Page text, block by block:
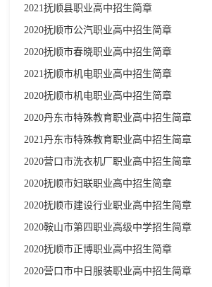
2021抚顺县职业高中招生简章
2020抚顺市公汽职业高中招生简章
2020抚顺市春晓职业高中招生简章
2021抚顺市机电职业高中招生简章
2020抚顺市机电职业高中招生简章
2020丹东市特殊教育职业高中招生简章
2021丹东市特殊教育职业高中招生简章
2020营口市洗衣机厂职业高中招生简章
2020抚顺市妇联职业高中招生简章
2020抚顺市建设行业职业高中招生简章
2020鞍山市第四职业高级中学招生简章
2020抚顺市正博职业高中招生简章
2020营口市中日服装职业高中招生简章